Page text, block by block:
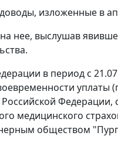
изложенные в
нее, выслушав
в период с
уплаты
Федерации,
медицинского
обществом